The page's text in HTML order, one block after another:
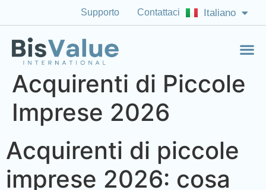
Supporto Contattaci Italiano
English (US)
Acquirenti di Piccole
Imprese 2026
Acquirenti di piccole
imprese 2026: cosa